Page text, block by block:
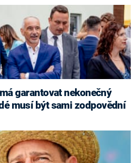
musí být sami zodpovědní